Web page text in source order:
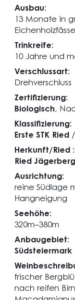
Ausbau:
13 Monate in
Trinkreife:
10 Jahre und
Verschlussart:
Drehverschluss
Zertifizierung:
Biologisch,
Klassifizierung:
Erste STK Ried
Herkunft/Ried :
Ried Jägerberg
Ausrichtung:
reine Südlage
Hangneigung
Seehöhe:
320m–380m
Anbaugebiet:
Südsteiermark
frischer
nach reifen